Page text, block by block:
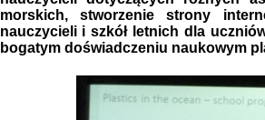
morskich, stworzenie strony
nauczycieli i szkół letnich dla
bogatym doświadczeniu naukowym